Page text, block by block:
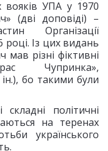
вояків УПА у 1970
(дві доповіді) –
Організації
році. Із цих видань
різні фіктивні
Чупринка»,
бо такими були
політичні
на теренах
українського